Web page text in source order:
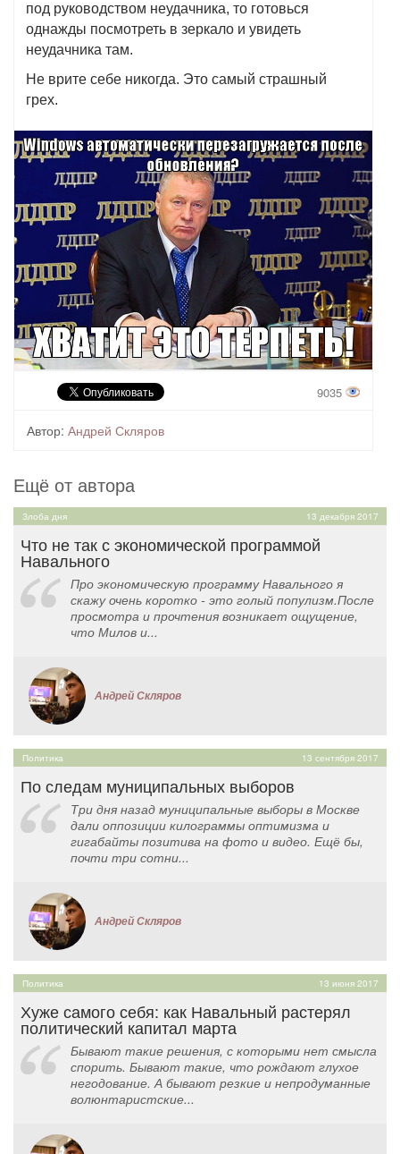
под руководством неудачника, то готовься
однажды посмотреть в зеркало и увидеть
неудачника там.
Не врите себе никогда. Это самый страшный
грех.
9035
Автор: Андрей Скляров
Ещё от автора
Злоба дня 13 декабря 2017
Что не так с экономической программой
Навального
Про экономическую программу Навального я
скажу очень коротко - это голый популизм.После
просмотра и прочтения возникает ощущение,
что Милов и...
Андрей Скляров
Политика 13 сентября 2017
По следам муниципальных выборов
Три дня назад муниципальные выборы в Москве
дали оппозиции килограммы оптимизма и
гигабайты позитива на фото и видео. Ещё бы,
почти три сотни...
Андрей Скляров
Политика 13 июня 2017
Хуже самого себя: как Навальный растерял
политический капитал марта
Бывают такие решения, с которыми нет смысла
спорить. Бывают такие, что рождают глухое
негодование. А бывают резкие и непродуманные
волюнтаристские...